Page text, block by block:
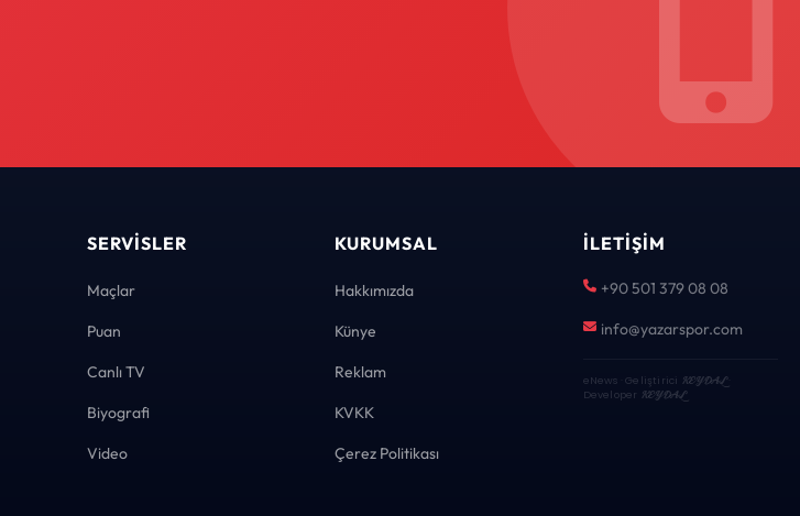
SERVISLER
Maçlar
Puan
Canlı TV
Biyografi
Video
KURUMSAL
Hakkımızda
Künye
Reklam
KVKK
Çerez Politikası
İLETIŞIM
+90 501 379 08 08
info@yazarspor.com
eNews · Geliştirici KEYDAL·
Developer KEYDAL